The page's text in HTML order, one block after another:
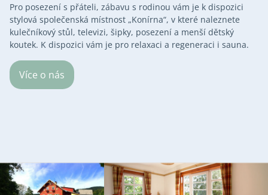
Pro posezení s přáteli, zábavu s rodinou vám je k dispozici
stylová společenská místnost „Konírna“, v které naleznete
kulečníkový stůl, televizi, šipky, posezení a menší dětský
koutek. K dispozici vám je pro relaxaci a regeneraci i sauna.
Více o nás